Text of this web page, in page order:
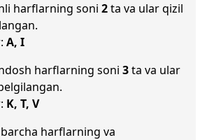
harflarning soni 2ta va ular qizil
A, I
harflarning soni 3ta va ular
K, T, V
harflarning va